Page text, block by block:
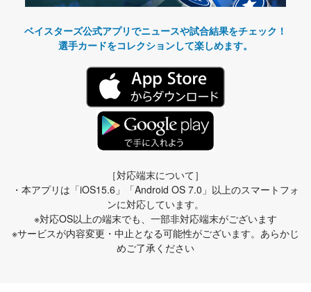
ベイスターズ公式アプリでニュースや試合結果をチェック！
選手カードをコレクションして楽しめます。
［対応端末について］
・本アプリは「iOS15.6」「Android OS 7.0」以上のスマートフォ
ンに対応しています。
※対応OS以上の端末でも、一部非対応端末がございます
※サービスが内容変更・中止となる可能性がございます。あらかじ
めご了承ください